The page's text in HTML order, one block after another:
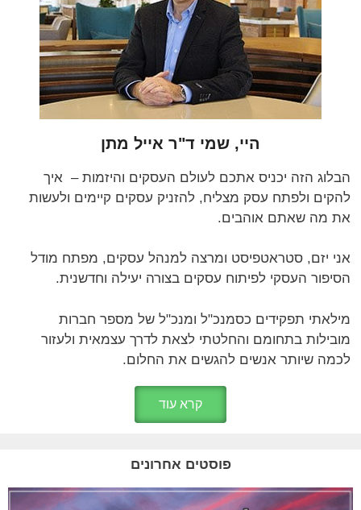
היי, שמי ד"ר אייל מתן
הבלוג הזה יכניס אתכם לעולם העסקים והיזמות – איך
להקים ולפתח עסק מצליח, להזניק עסקים קיימים ולעשות
את מה שאתם אוהבים.
אני יזם, סטראטפיסט ומרצה למנהל עסקים, מפתח מודל
הסיפור העסקי לפיתוח עסקים בצורה יעילה וחדשנית.
מילאתי תפקידים כסמנכ"ל ומנכ"ל של מספר חברות
מובילות בתחומם והחלטתי לצאת לדרך עצמאית ולעזור
לכמה שיותר אנשים להגשים את החלום.
קרא עוד
פוסטים אחרונים